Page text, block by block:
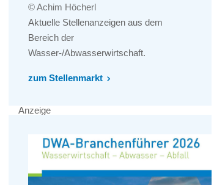
© Achim Höcherl
Aktuelle Stellenanzeigen aus dem
Bereich der
Wasser-/Abwasserwirtschaft.
zum Stellenmarkt
Anzeige